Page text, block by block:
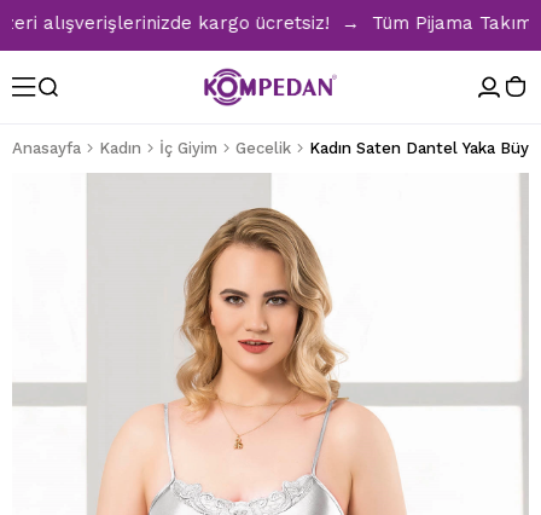
alışverişlerinizde kargo ücretsiz! → Tüm Pijama
Anasayfa Kadın İç Giyim Gecelik